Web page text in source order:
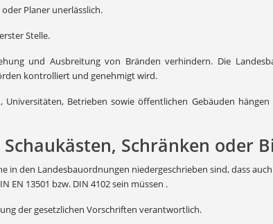
Planer unerlässlich.
Stelle.
und Ausbreitung von Bränden verhindern. Die
kontrolliert und genehmigt wird.
Betrieben sowie öffentlichen Gebäuden
Schränken oder
in den Landesbauordnungen niedergeschrieben sind, dass
EN 13501 bzw. DIN 4102 sein müssen .
der gesetzlichen Vorschriften verantwortlich.